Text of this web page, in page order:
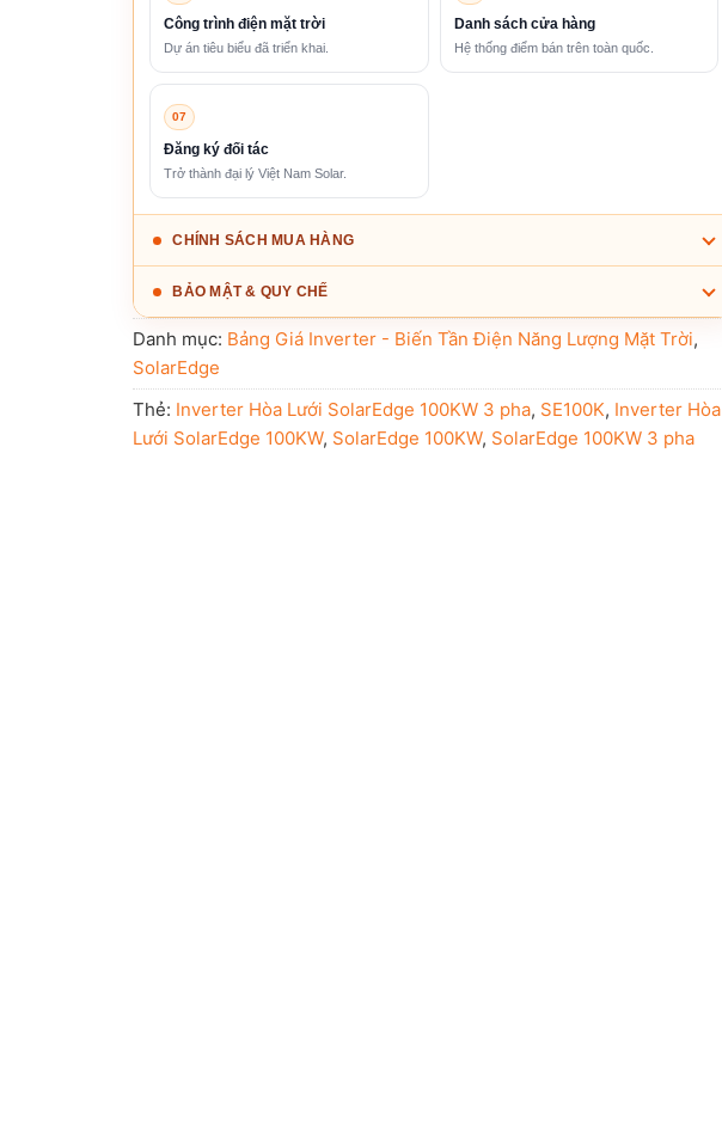
Công trình điện mặt trời
Dự án tiêu biểu đã triển khai.
Danh sách cửa hàng
Hệ thống điểm bán trên toàn quốc.
07
Đăng ký đối tác
Trở thành đại lý Việt Nam Solar.
CHÍNH SÁCH MUA HÀNG
BẢO MẬT & QUY CHẾ
Danh mục: Bảng Giá Inverter - Biến Tần Điện Năng Lượng Mặt Trời,
SolarEdge
Thẻ: Inverter Hòa Lưới SolarEdge 100KW 3 pha, SE100K, Inverter Hòa
Lưới SolarEdge 100KW, SolarEdge 100KW, SolarEdge 100KW 3 pha